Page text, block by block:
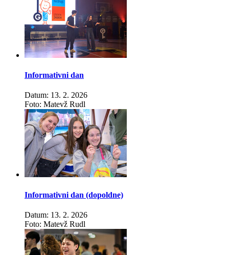
Informativni dan
Datum: 13. 2. 2026
Foto: Matevž Rudl
Informativni dan (dopoldne)
Datum: 13. 2. 2026
Foto: Matevž Rudl